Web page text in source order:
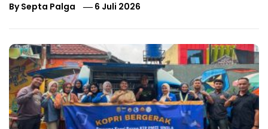
BySepta Palga 6 Juli 2026